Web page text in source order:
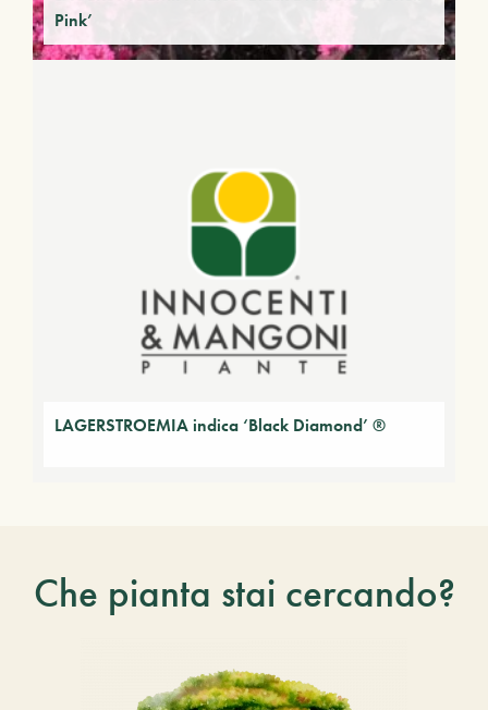
Pink’
LAGERSTROEMIA indica ‘Black Diamond’ ®
Che pianta stai cercando?